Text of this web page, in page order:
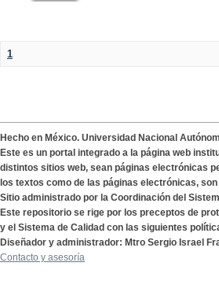
1
Hecho en México. Universidad Nacional
Este es un portal integrado a la página web
distintos sitios web, sean páginas electrónicas
los textos como de las páginas electrónicas,
Sitio administrado por la Coordinación del
Este repositorio se rige por los preceptos de
y el Sistema de Calidad con las siguientes
Diseñador y administrador: Mtro Sergio Israel
Contacto y asesoría